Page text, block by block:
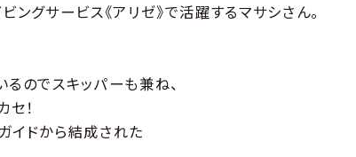
グサービス《アリゼ》で活躍するマサシさん。
のでスキッパーも兼ね、
！
イドから結成された